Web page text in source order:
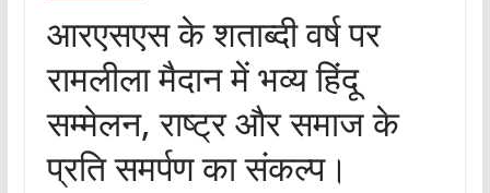
आरएसएस के शताब्दी वर्ष पर
रामलीला मैदान में भव्य हिंदू
सम्मेलन, राष्ट्र और समाज के
प्रति समर्पण का संकल्प।